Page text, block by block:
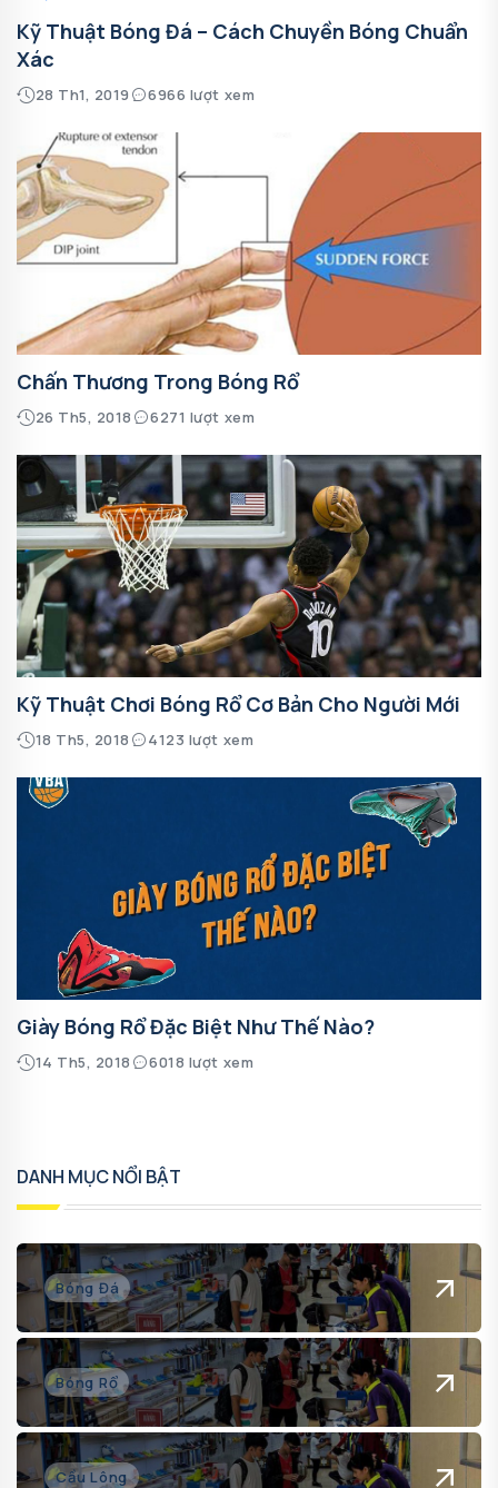
Kỹ Thuật Bóng Đá – Cách Chuyền Bóng Chuẩn
Xác
28 Th1, 2019 6966 lượt xem
Chấn Thương Trong Bóng Rổ
26 Th5, 2018 6271 lượt xem
Kỹ Thuật Chơi Bóng Rổ Cơ Bản Cho Người Mới
18 Th5, 2018 4123 lượt xem
Giày Bóng Rổ Đặc Biệt Như Thế Nào?
14 Th5, 2018 6018 lượt xem
DANH MỤC NỔI BẬT
Bóng Đá
Bóng Rổ
Cầu Lông